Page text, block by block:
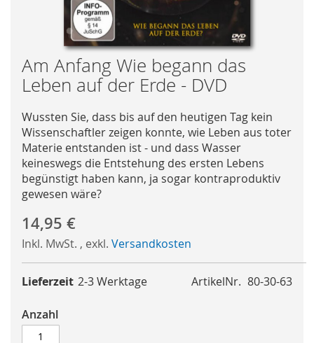
Skip
to
the
of
the
images
gallery
Am Anfang Wie begann das
Leben auf der Erde - DVD
Wussten Sie, dass bis auf den heutigen Tag kein
Wissenschaftler zeigen konnte, wie Leben aus toter
Materie entstanden ist - und dass Wasser
keineswegs die Entstehung des ersten Lebens
begünstigt haben kann, ja sogar kontraproduktiv
gewesen wäre?
14,95 €
Inkl. MwSt. , exkl. Versandkosten
ArtikelNr. 80-30-63
Lieferzeit 2-3 Werktage
Anzahl